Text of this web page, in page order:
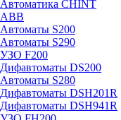
Автоматика CHINT
ABB
Автоматы S200
Автоматы S290
УЗО F200
Дифавтоматы DS200
Автоматы S280
Дифавтоматы DSH201R
Дифавтоматы DSH941R